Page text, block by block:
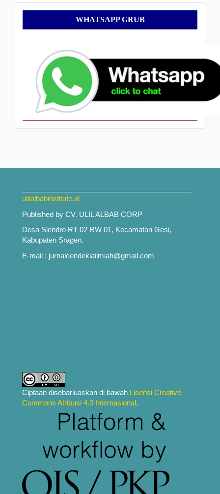
WhatsApp
Grub
WHATSAPP GRUB
ulilalbabinstitute.id
Published by CV. ULIL ALBAB CORP
Desa Slendro RT 02 RW 01, Kecamatan Gesi,
Kabupaten Sragen.
E-mail : jurnalcendekiailmiah@gmail.com
Ciptaan disebarluaskan di bawah Lisensi Creative
Commons Atribusi 4.0 Internasional.